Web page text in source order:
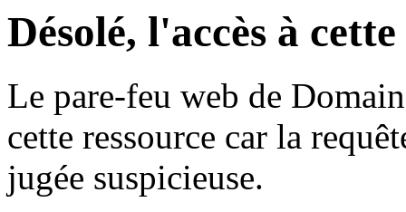
Désolé, l'accès à
Le pare-feu web de
cette ressource car la
jugée suspicieuse.